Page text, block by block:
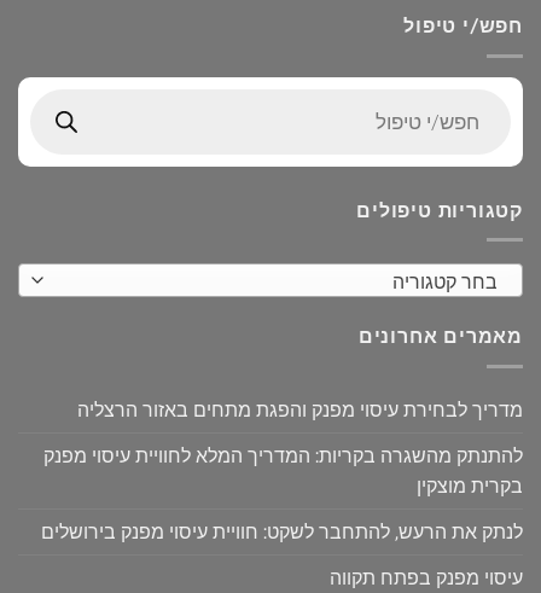
חפש/י טיפול
search
קטגוריות טיפולים
בחר קטגוריה
מאמרים אחרונים
מדריך לבחירת עיסוי מפנק והפגת מתחים באזור הרצליה
להתנתק מהשגרה בקריות: המדריך המלא לחוויית עיסוי מפנק
בקרית מוצקין
לנתק את הרעש, להתחבר לשקט: חוויית עיסוי מפנק בירושלים
עיסוי מפנק בפתח תקווה